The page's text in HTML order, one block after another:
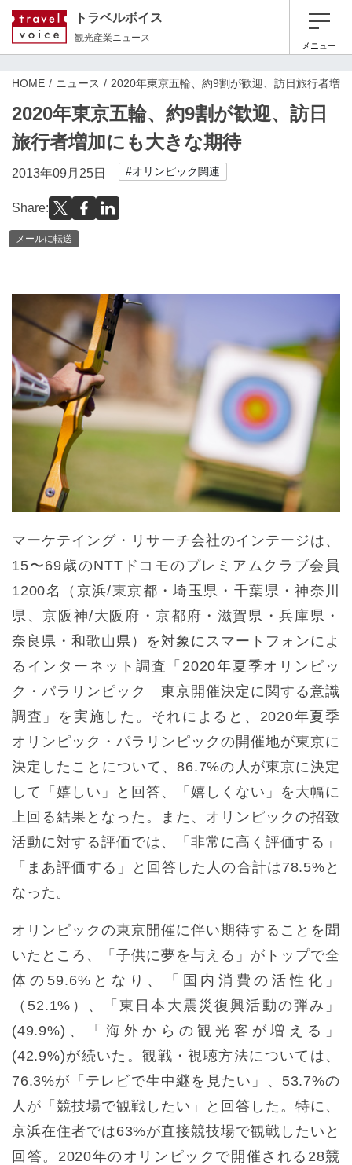
トラベルボイス
観光産業ニュース
メニュー
HOME ニュース 2020年東京五輪、約9割が歓迎、訪日旅行者増
2020年東京五輪、約9割が歓迎、訪日
旅行者増加にも大きな期待
2013年09月25日 #オリンピック関連
Share:
メールに転送
マーケテイング・リサーチ会社のインテージは、
15〜69歳のNTTドコモのプレミアムクラブ会員
1200名（京浜/東京都・埼玉県・千葉県・神奈川
県、京阪神/大阪府・京都府・滋賀県・兵庫県・
奈良県・和歌山県）を対象にスマートフォンによ
るインターネット調査「2020年夏季オリンピッ
ク・パラリンピック 東京開催決定に関する意識
調査」を実施した。それによると、2020年夏季
オリンピック・パラリンピックの開催地が東京に
決定したことについて、86.7%の人が東京に決定
して「嬉しい」と回答、「嬉しくない」を大幅に
上回る結果となった。また、オリンピックの招致
活動に対する評価では、「非常に高く評価する」
「まあ評価する」と回答した人の合計は78.5%と
なった。
オリンピックの東京開催に伴い期待することを聞
いたところ、「子供に夢を与える」がトップで全
体の59.6%となり、「国内消費の活性化」
（52.1%）、「東日本大震災復興活動の弾み」
(49.9%)、「海外からの観光客が増える」
(42.9%)が続いた。観戦・視聴方法については、
76.3%が「テレビで生中継を見たい」、53.7%の
人が「競技場で観戦したい」と回答した。特に、
京浜在住者では63%が直接競技場で観戦したいと
回答。2020年のオリンピックで開催される28競